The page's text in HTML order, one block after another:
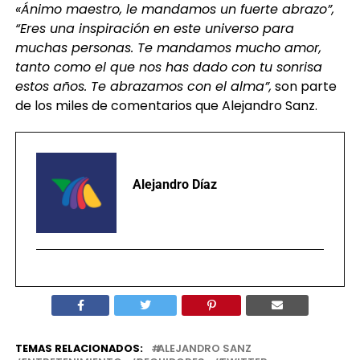
«Ánimo maestro, le mandamos un fuerte abrazo”,
“Eres una inspiración en este universo para
muchas personas. Te mandamos mucho amor,
tanto como el que nos has dado con tu sonrisa
estos años. Te abrazamos con el alma”, son parte
de los miles de comentarios que Alejandro Sanz.
Alejandro Díaz
TEMAS RELACIONADOS:
ALEJANDRO SANZ